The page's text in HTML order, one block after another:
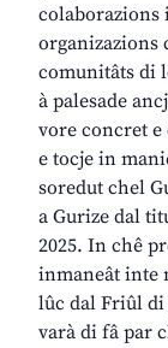
colaborazions
organizazions
comunitâts di
à palesade
vore concret
e tocje in
soredut chel
a Gurize dal
2025. In chê
inmaneât inte
lûc dal Friûl di
varà di fâ par